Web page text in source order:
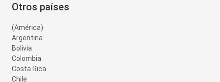
Otros países
(América)
Argentina
Bolivia
Colombia
Costa Rica
Chile